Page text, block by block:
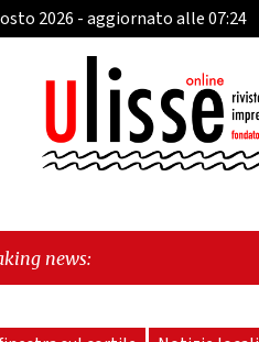
2026 - aggiornato alle 07:24
news: